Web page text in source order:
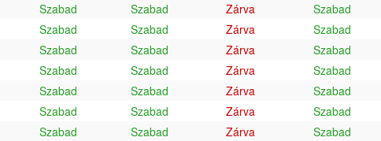
Szabad Szabad Zárva Szabad
Szabad Szabad Zárva Szabad
Szabad Szabad Zárva Szabad
Szabad Szabad Zárva Szabad
Szabad Szabad Zárva Szabad
Szabad Szabad Zárva Szabad
Szabad Szabad Zárva Szabad